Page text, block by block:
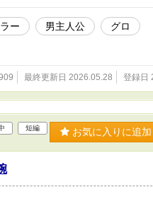
ー 男主人公
グロ
最終更新日 2026.05.28 登録日
短編 お気に入りに追加